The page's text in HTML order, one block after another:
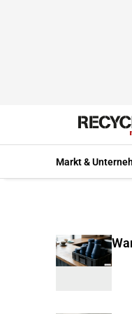
Markt &